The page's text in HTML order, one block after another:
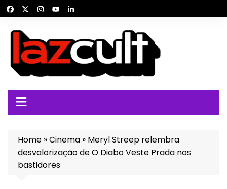
para
conteúdo
Home »Cinema » Meryl Streep relembra
desvalorização de O Diabo Veste Prada nos
bastidores